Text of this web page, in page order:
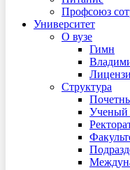
Профсоюз
Университет
О вузе
Гимн
Структура
Ученый